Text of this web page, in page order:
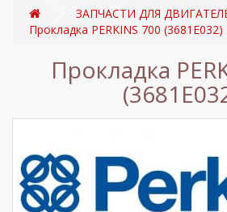
ЗАПЧАСТИ ДЛЯ
Прокладка PERKINS 700 (3681E032)
Прокладка